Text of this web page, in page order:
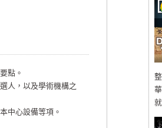
點。
人，以及學術機構之
中心設備等項。